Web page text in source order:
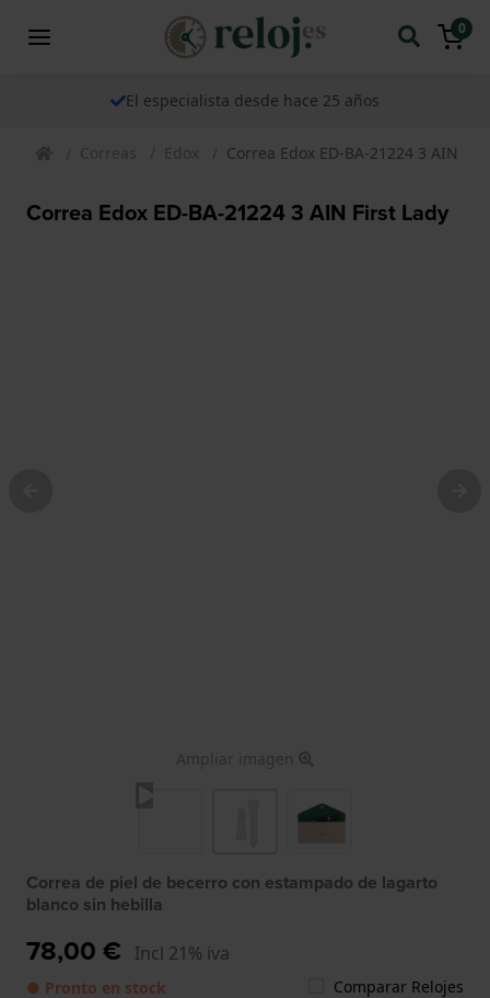
0
El especialista desde hace 25 años
Correas Edox Correa Edox ED-BA-21224 3 AIN
Correa Edox ED-BA-21224 3 AIN First Lady
Ampliar imagen
Correa de piel de becerro con estampado de lagarto
blanco sin hebilla
78,00 € Incl 21% iva
● Pronto en stock Comparar Relojes